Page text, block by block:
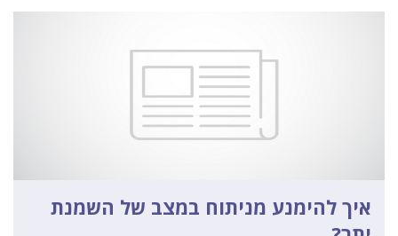
איך להימנע מניתוח במצב של השמנת